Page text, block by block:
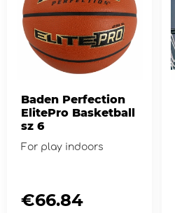
Baden Perfection
ElitePro Basketball
sz 6
For play indoors
€66.84